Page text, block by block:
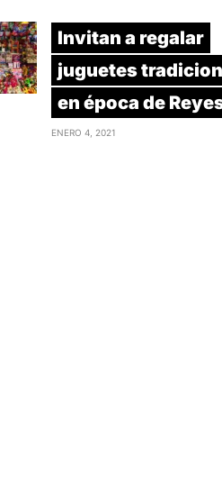
Invitan a regalar
juguetes
en época de
ENERO 4, 2021